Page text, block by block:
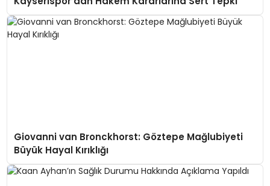
Giovanni van Bronckhorst: Göztepe Mağlubiyeti
Büyük Hayal Kırıklığı